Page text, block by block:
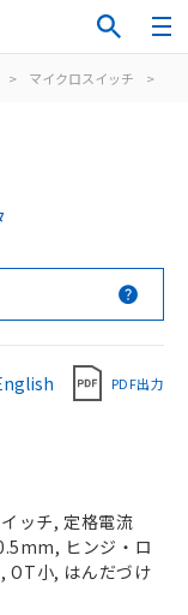
> マイクロスイッチ >
PDF出力
ッチ, 定格電流
ヒンジ・ロ
OT小, はんだづけ